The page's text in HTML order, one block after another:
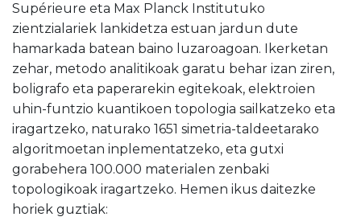
Supérieure eta Max Planck Institutuko
zientzialariek lankidetza estuan jardun dute
hamarkada batean baino luzaroagoan. Ikerketan
zehar, metodo analitikoak garatu behar izan ziren,
boligrafo eta paperarekin egitekoak, elektroien
uhin-funtzio kuantikoen topologia sailkatzeko eta
iragartzeko, naturako 1651 simetria-taldeetarako
algoritmoetan inplementatzeko, eta gutxi
gorabehera 100.000 materialen zenbaki
topologikoak iragartzeko. Hemen ikus daitezke
horiek guztiak: